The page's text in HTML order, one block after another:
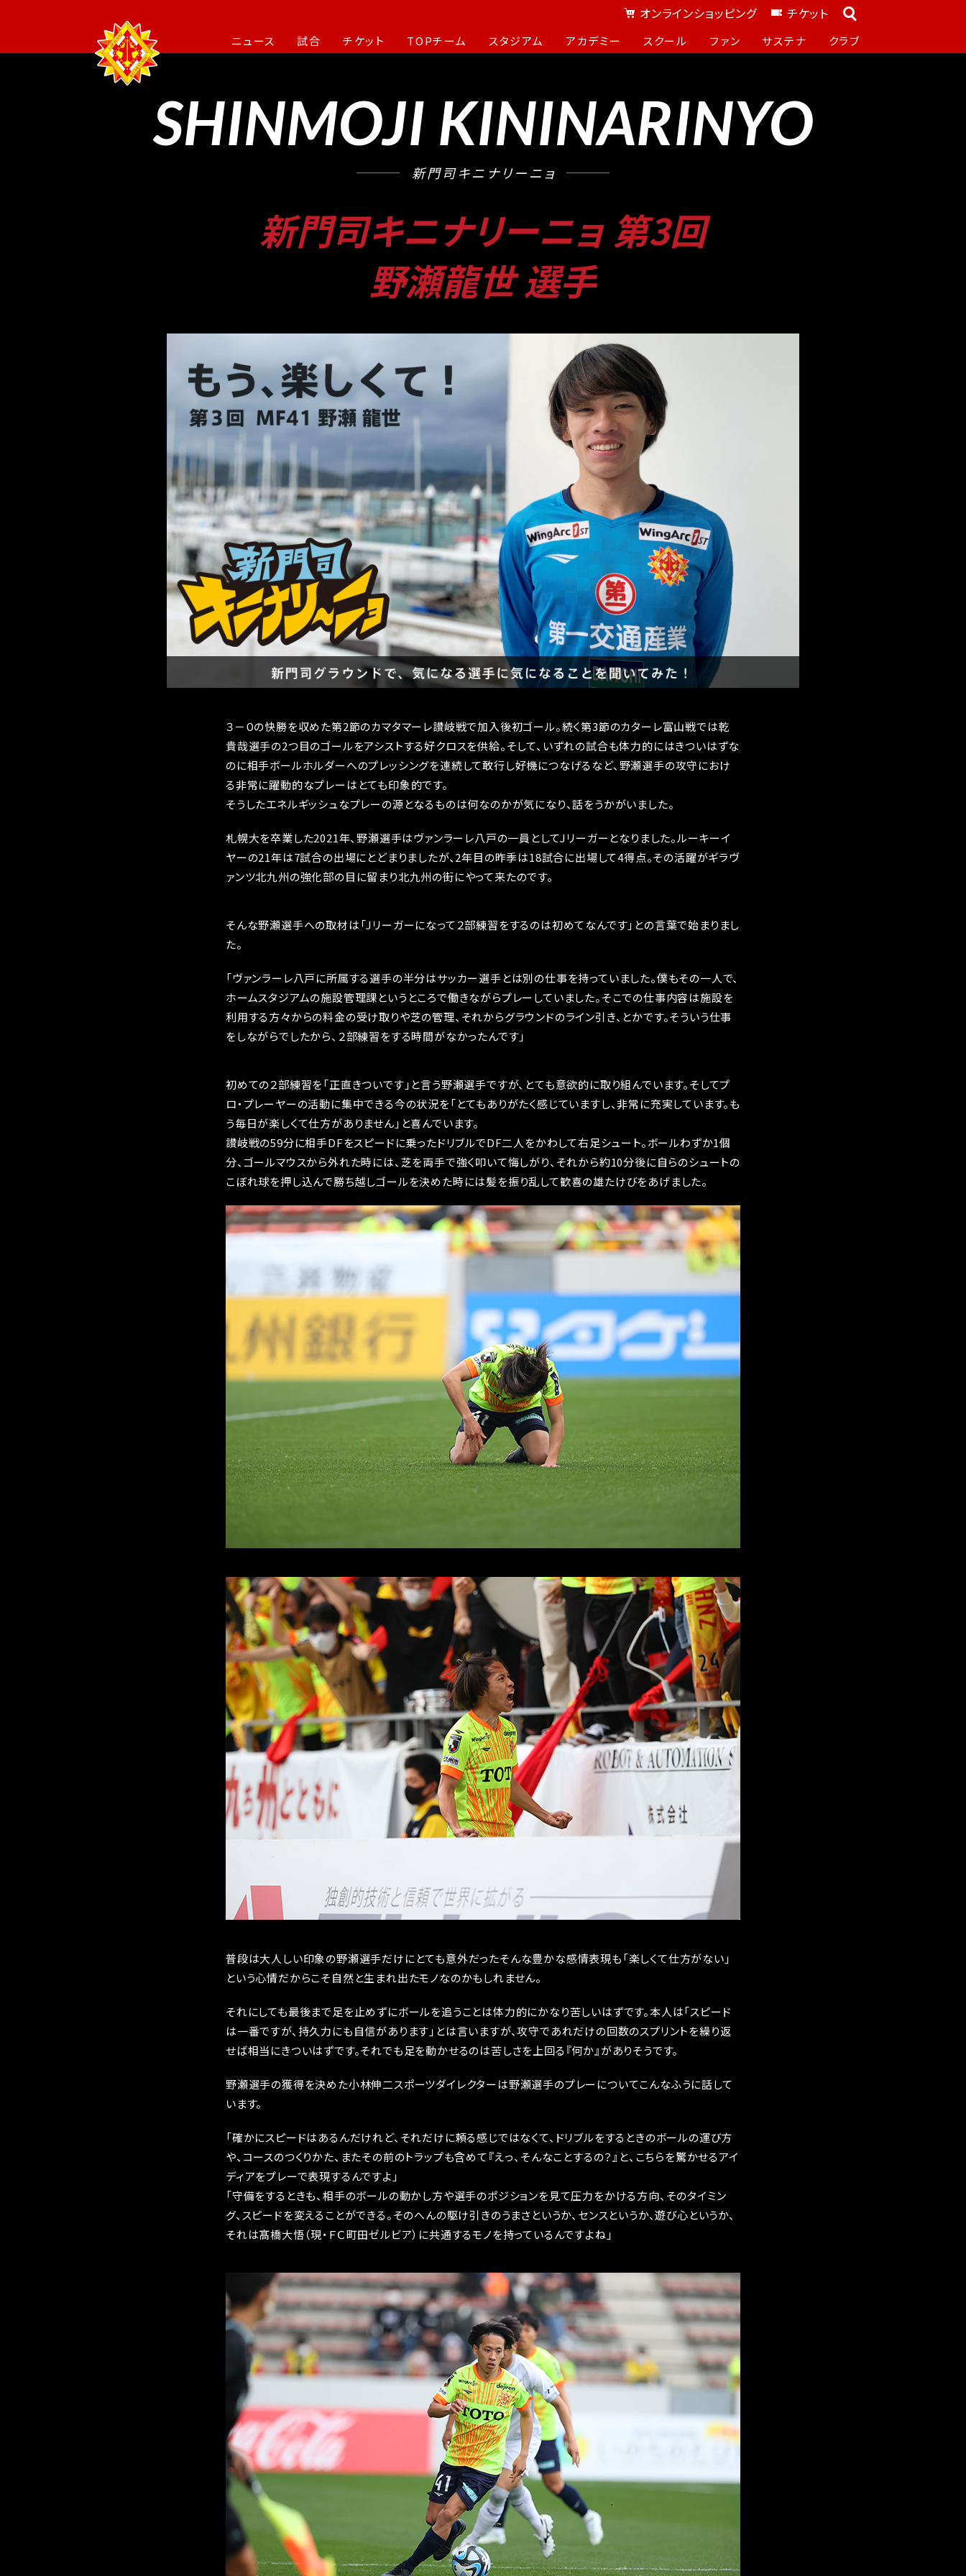
オンラインショッピング チケット
ニュース 試合 チケット TOPチーム スタジアム アカデミー スクール ファン サステナ クラブ
SHINMOJI KININARINYO
新門司キニナリーニョ
新門司キニナリーニョ 第3回
野瀬龍世 選手
３－０の快勝を収めた第2節のカマタマーレ讃岐戦で加入後初ゴール。続く第3節のカターレ富山戦では乾
貴哉選手の2つ目のゴールをアシストする好クロスを供給。そして、いずれの試合も体力的にはきついはずな
のに相手ボールホルダーへのプレッシングを連続して敢行し好機につなげるなど、野瀬選手の攻守におけ
る非常に躍動的なプレーはとても印象的です。
そうしたエネルギッシュなプレーの源となるものは何なのかが気になり、話をうかがいました。
札幌大を卒業した2021年、野瀬選手はヴァンラーレ八戸の一員としてJリーガーとなりました。ルーキーイ
ヤーの21年は7試合の出場にとどまりましたが、2年目の昨季は18試合に出場して4得点。その活躍がギラヴ
ァンツ北九州の強化部の目に留まり北九州の街にやって来たのです。
そんな野瀬選手への取材は「Jリーガーになって２部練習をするのは初めてなんです」との言葉で始まりまし
た。
「ヴァンラーレ八戸に所属する選手の半分はサッカー選手とは別の仕事を持っていました。僕もその一人で、
ホームスタジアムの施設管理課というところで働きながらプレーしていました。そこでの仕事内容は施設を
利用する方々からの料金の受け取りや芝の管理、それからグラウンドのライン引き、とかです。そういう仕事
をしながらでしたから、２部練習をする時間がなかったんです」
初めての２部練習を「正直きついです」と言う野瀬選手ですが、とても意欲的に取り組んでいます。そしてプ
ロ・プレーヤーの活動に集中できる今の状況を「とてもありがたく感じていますし、非常に充実しています。も
う毎日が楽しくて仕方がありません」と喜んでいます。
讃岐戦の59分に相手DFをスピードに乗ったドリブルでDF二人をかわして右足シュート。ボールわずか1個
分、ゴールマウスから外れた時には、芝を両手で強く叩いて悔しがり、それから約10分後に自らのシュートの
こぼれ球を押し込んで勝ち越しゴールを決めた時には髪を振り乱して歓喜の雄たけびをあげました。
普段は大人しい印象の野瀬選手だけにとても意外だったそんな豊かな感情表現も「楽しくて仕方がない」
という心情だからこそ自然と生まれ出たモノなのかもしれません。
それにしても最後まで足を止めずにボールを追うことは体力的にかなり苦しいはずです。本人は「スピード
は一番ですが、持久力にも自信があります」とは言いますが、攻守であれだけの回数のスプリントを繰り返
せば相当にきついはずです。それでも足を動かせるのは苦しさを上回る『何か』がありそうです。
野瀬選手の獲得を決めた小林伸二スポーツダイレクターは野瀬選手のプレーについてこんなふうに話して
います。
「確かにスピードはあるんだけれど、それだけに頼る感じではなくて、ドリブルをするときのボールの運び方
や、コースのつくりかた、またその前のトラップも含めて『えっ、そんなことするの？』と、こちらを驚かせるアイ
ディアをプレーで表現するんですよ」
「守備をするときも、相手のボールの動かし方や選手のポジションを見て圧力をかける方向、そのタイミン
グ、スピードを変えることができる。そのへんの駆け引きのうまさというか、センスというか、遊び心というか、
それは髙橋大悟（現・ＦＣ町田ゼルビア）に共通するモノを持っているんですよね」